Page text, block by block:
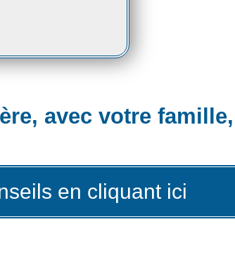
avec votre
en cliquant ici